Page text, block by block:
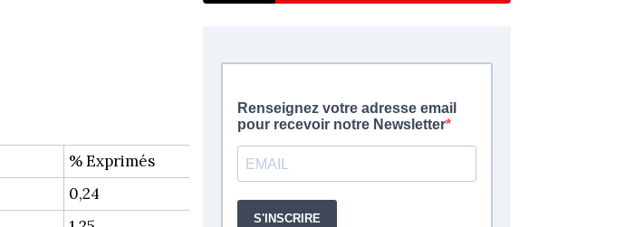
% Exprimés
0,24